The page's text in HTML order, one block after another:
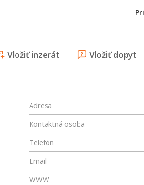
Vložiť inzerát Vložiť dopyt
Adresa
Kontaktná osoba
Telefón
Email
WWW